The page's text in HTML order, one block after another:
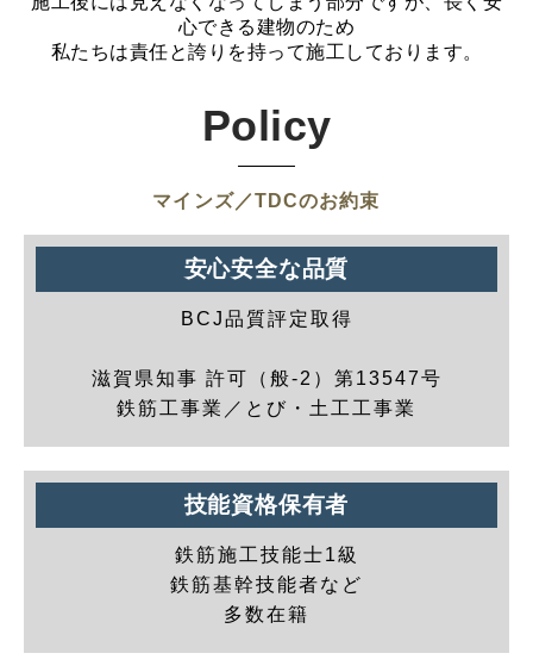
心できる建物のため
私たちは責任と誇りを持って施工しております。
Policy
マインズ／TDCのお約束
安心安全な品質
BCJ品質評定取得
滋賀県知事 許可（般-2）第13547号
鉄筋工事業／とび・土工工事業
技能資格保有者
鉄筋施工技能士1級
鉄筋基幹技能者など
多数在籍